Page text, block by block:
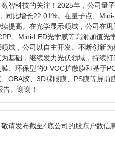
智科技的关注！2025年，公司量
同比增长22.01%。在量子点、
提高。在光学显示领域，公司在
、Mini-LED光学膜等高附加值光
域，公司以自主开发、不断创新
基础，继续发力光伏领域，持续
、环保型的0-VOC扩散膜和基于
OBA胶、3D裸眼膜、PS膜等屏
。谢谢！
请发布截至4底公司的股东户数信